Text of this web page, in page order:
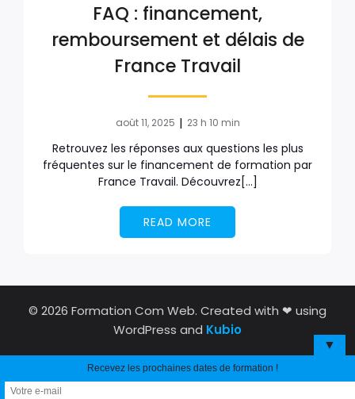
FAQ : financement,
remboursement et délais de
France Travail
août 11, 2025 | 23 h 10 min
Retrouvez les réponses aux questions les plus
fréquentes sur le financement de formation par
France Travail. Découvrez[…]
READ MORE
© 2026 Formation Com Web. Created with ❤ using
WordPress and Kubio
▼
Recevez les prochaines dates de formation !